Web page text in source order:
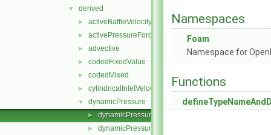
▼ derived
► activeBaffleVelocity
► activePressureForceBaffleVelocity
► advective
► codedFixedValue
► codedMixed
► cylindricalInletVelocity
▼ dynamicPressure
► dynamicPressureFvPatchScalarField.C
► dynamicPressureFvPatchScalarField.H
Namespaces
Foam
Namespace for
Functions